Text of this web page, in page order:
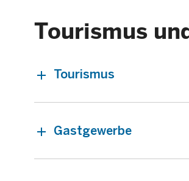
Tourismus
Tourismus
Gastgewerbe